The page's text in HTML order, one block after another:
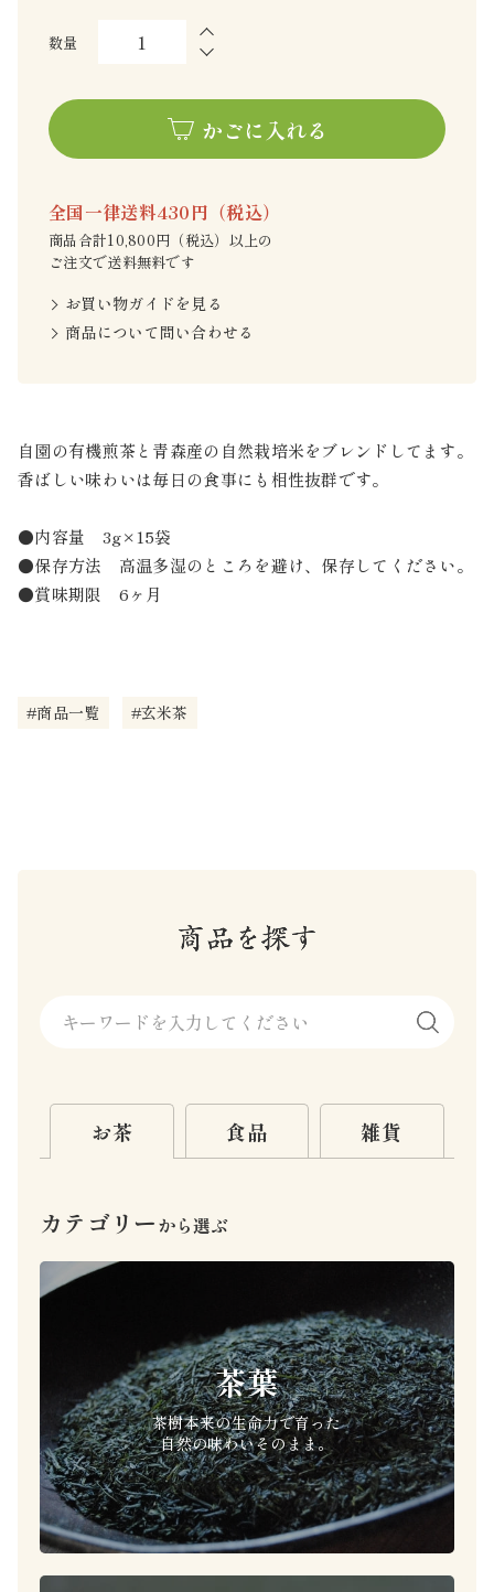
数量
かごに入れる
全国一律送料430円（税込）
商品合計10,800円（税込）以上の
ご注文で送料無料です
お買い物ガイドを見る
商品について問い合わせる
自園の有機煎茶と青森産の自然栽培米をブレンドしてます。
香ばしい味わいは毎日の食事にも相性抜群です。
●内容量 3g×15袋
●保存方法 高温多湿のところを避け、保存してください。
●賞味期限 6ヶ月
#商品一覧 #玄米茶
お茶 食品 雑貨
カテゴリーから選ぶ
茶葉
茶樹本来の生命力で育った
自然の味わいそのまま。